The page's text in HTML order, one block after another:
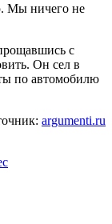
Мы ничего не
с
Он сел в
по автомобилю
argumenti.ru